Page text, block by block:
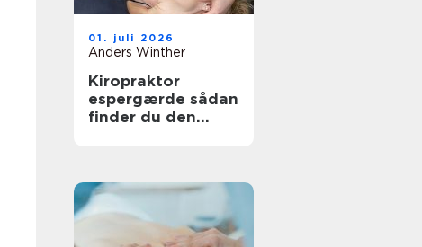
01. juli 2026
Anders Winther
Kiropraktor
espergærde sådan
finder du den